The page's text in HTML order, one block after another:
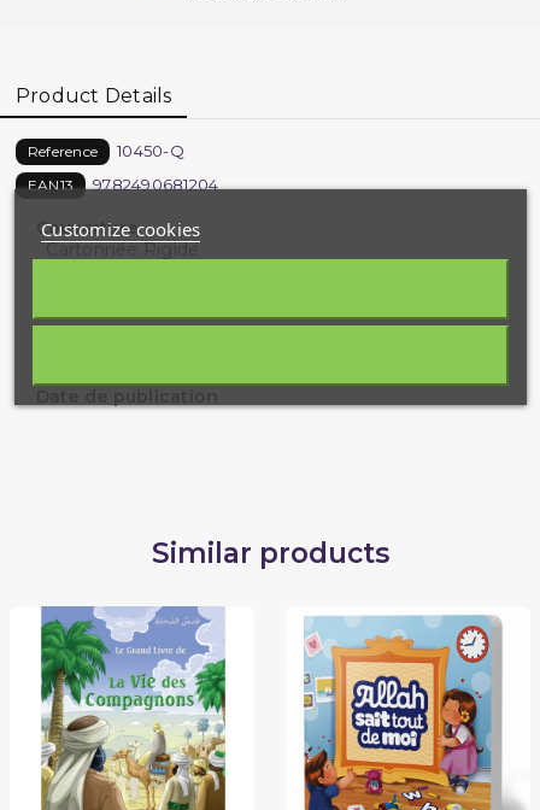
Product Details
Reference 10450-Q
EAN13 9782490681204
Couverture
Cartonnée Rigide
ISBN
Similar products
Customize cookies